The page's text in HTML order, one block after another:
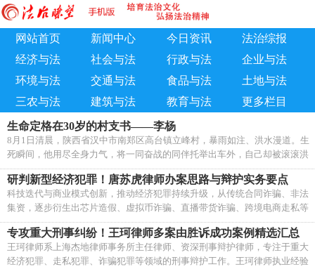
网站首页 新闻中心 今日资讯
法治综报
经济与法
社会与法 行政与法
企业与法
环境与法
交通与法 食品与法
土地与法
三农与法
建筑与法 教育与法 更多栏目
生命定格在30岁的村支书——李杨
8月1日清晨，陕西省汉中市南郑区高台镇立峰村，暴雨如注、洪水漫道。生
死瞬间，他用尽全身力气，将一同奋战的同伴托举出车外，自己却被滚滚洪
流吞没。
研判新型经济犯罪！唐苏虎律师办案思路与辩护实务要点
科技迭代与商业模式创新，推动经济犯罪持续升级，从传统合同诈骗、非法
集资，逐步衍生出芯片造假、虚拟币诈骗、直播带货诈骗、跨境电商走私等
新型业态。此类犯罪作案手段新颖，法律适用存在诸多争议。
专攻重大刑事纠纷！王珂律师多案由胜诉成功案例精选汇总
王珂律师系上海杰地律师事务所主任律师、资深刑事辩护律师，专注于重大
经济犯罪、走私犯罪、诈骗犯罪等领域的刑事辩护工作。王珂律师执业经验